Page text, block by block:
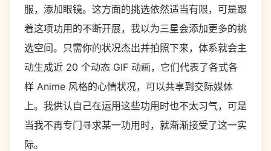
服，添加眼镜。这方面的挑选依然适当有限，可是跟
着这项功用的不断开展，我以为三星会添加更多的挑
选空间。只需你的状况杰出并拍照下来，体系就会主
动生成近 20 个动态 GIF 动画，它们代表了各式各
样 Anime 风格的心情状况，可以共享到交际媒体
上。我供认自己在运用这些功用时也不太习气，可是
当我不再专门寻求某一功用时，就渐渐接受了这一实
际。